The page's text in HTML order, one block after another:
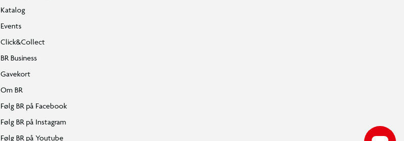
Katalog
Events
Click&Collect
BR Business
Gavekort
Om BR
Følg BR på Facebook
Følg BR på Instagram
Følg BR på Youtube